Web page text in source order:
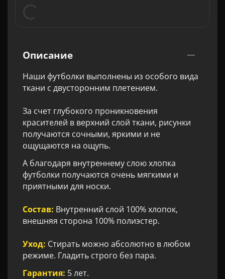
Описание
Наши футболки выполнены из особого вида
ткани с двусторонним плетением.
За счет глубокого проникновения
красителей в верхний слой ткани, рисунки
получаются сочными, яркими и не
ощущаются на ощупь.
А благодаря внутреннему слою хлопка
футболки получаются очень мягкими и
приятными для носки.
Состав: Внутренний слой 100% хлопок,
внешняя сторона 100% полиэстер.
Уход: Стирать можно абсолютно в любом
режиме. Гладить строго без пара.
Гарантия: 5 лет.